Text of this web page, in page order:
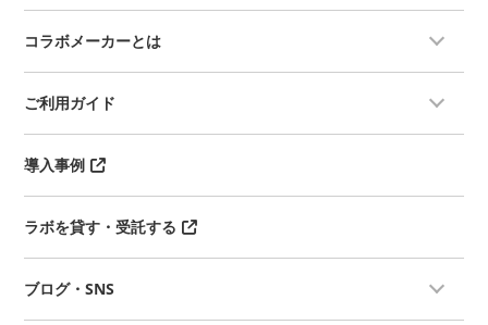
コラボメーカーとは
ご利用ガイド
導入事例
ラボを貸す・受託する
ブログ・SNS